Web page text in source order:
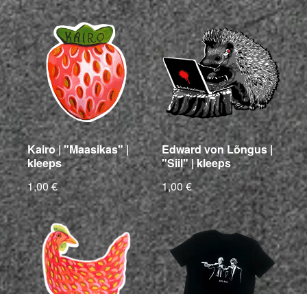
Kairo | "Maasikas" |
kleeps
1,00 €
Edward von Lõngus |
"Siil" | kleeps
1,00 €